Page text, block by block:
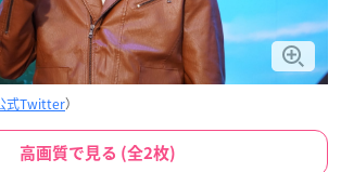
式Twitter）
高画質で見る (全2枚)